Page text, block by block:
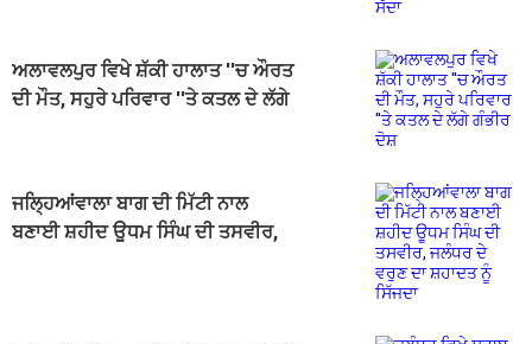
ਅਲਾਵਲਪੁਰ ਵਿਖੇ ਸ਼ੱਕੀ ਹਾਲਾਤ ''ਚ ਔਰਤ
ਦੀ ਮੌਤ, ਸਹੁਰੇ ਪਰਿਵਾਰ ''ਤੇ ਕਤਲ ਦੇ ਲੱਗੇ
ਜਲ੍ਹਿਆਂਵਾਲਾ ਬਾਗ ਦੀ ਮਿੱਟੀ ਨਾਲ
ਬਣਾਈ ਸ਼ਹੀਦ ਊਧਮ ਸਿੰਘ ਦੀ ਤਸਵੀਰ,